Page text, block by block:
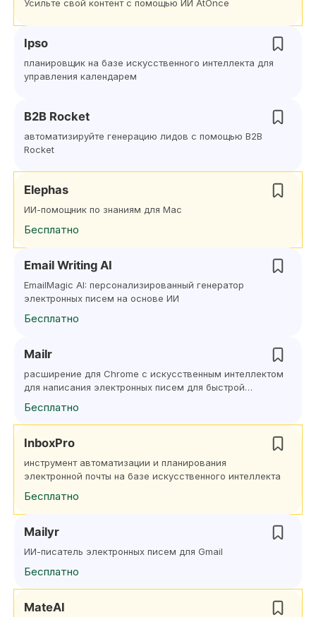
Усильте свой контент с помощью ИИ AtOnce
Ipso
планировщик на базе искусственного интеллекта для
управления календарем
B2B Rocket
автоматизируйте генерацию лидов с помощью B2B
Rocket
Elephas
ИИ-помощник по знаниям для Mac
Бесплатно
Email Writing AI
EmailMagic AI: персонализированный генератор
электронных писем на основе ИИ
Бесплатно
Mailr
расширение для Chrome с искусственным интеллектом
для написания электронных писем для быстрой
Бесплатно
InboxPro
инструмент автоматизации и планирования
электронной почты на базе искусственного интеллекта
Бесплатно
Mailyr
ИИ-писатель электронных писем для Gmail
Бесплатно
MateAI